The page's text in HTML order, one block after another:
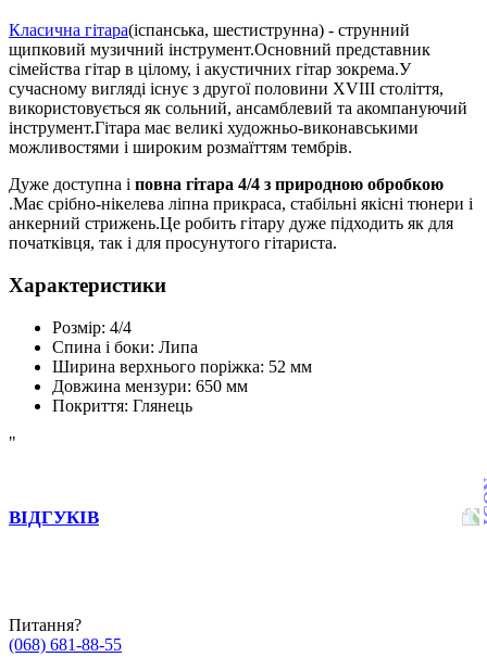
Класична гітара(іспанська, шестиструнна) - струнний
щипковий музичний інструмент.Основний представник
сімейства гітар в цілому, і акустичних гітар зокрема.У
сучасному вигляді існує з другої половини XVIII століття,
використовується як сольний, ансамблевий та акомпануючий
інструмент.Гітара має великі художньо-виконавськими
можливостями і широким розмаїттям тембрів.
Дуже доступна і повна гітара 4/4 з природною обробкою
.Має срібно-нікелева ліпна прикраса, стабільні якісні тюнери і
анкерний стрижень.Це робить гітару дуже підходить як для
початківця, так і для просунутого гітариста.
Характеристики
Розмір: 4/4
Спина і боки: Липа
Ширина верхнього поріжка: 52 мм
Довжина мензури: 650 мм
Покриття: Глянець
"
ВІДГУКІВ
Питання?
(068) 681-88-55